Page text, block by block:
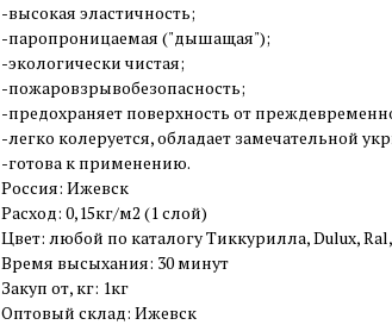
-высокая эластичность;
-паропроницаемая ("дышащая");
-экологически чистая;
-пожаровзрывобезопасность;
-предохраняет поверхность от
-легко колеруется, обладает замечательной
-готова к применению.
Россия: Ижевск
Расход: 0,15кг/м2 (1 слой)
Цвет: любой по каталогу Тиккурилла, Dulux, Ral,
Время высыхания: 30 минут
Закуп от, кг: 1кг
Оптовый склад: Ижевск